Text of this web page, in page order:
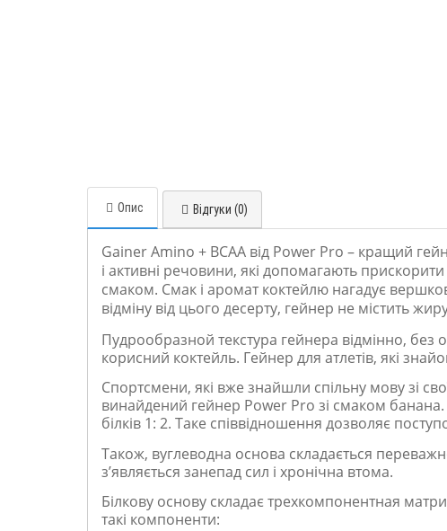
Опис Відгуки (0)
Gainer Amino + BCAA від Power Pro – кращий
і активні речовини, які допомагають
смаком. Смак і аромат коктейлю нагадує
відміну від цього десерту, гейнер не містить
Пудрообразной текстура гейнера відмінно, без
корисний коктейль. Гейнер для атлетів, які
Спортсмени, які вже знайшли спільну мову зі
винайдений гейнер Power Pro зі смаком банана.
білків 1: 2. Таке співвідношення дозволяє
Також, вуглеводна основа складається
з’являється занепад сил і хронічна втома.
Білкову основу складає трехкомпонентная
такі компоненти: